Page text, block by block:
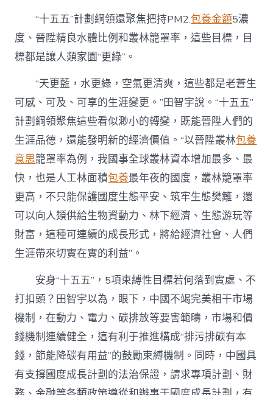
“十五五”計劃綱領還聚焦把持PM2.包養金額5濃
度、晉陞精良水體比例和叢林籠罩率，這些目標，目
標都是讓人類家園“更綠”。
“天更藍，水更綠，空氣更清爽，這些都是老蒼生
可感、可及、可享的生涯變更。”田智宇說。“十五五”
計劃綱領聚焦這些看似渺小的轉變，既能晉陞人們的
生涯品德，還能發明新的經濟價值。“以晉陞叢林包養
意思籠罩率為例，我國事全球叢林資本增加最多、最
快，也是人工林面積包養最年夜的國度，叢林籠罩率
更高，不只能保護國度生態平安、筑牢生態樊籬，還
可以向人類供給生物資動力、林下經濟、生態游玩等
財富，這種可連續的成長形式，將給經濟社會、人們
生涯帶來切實在實的利益”。
安身“十五五”，5項束縛性目標若何落到實處、不
打扣頭？田智宇以為，眼下，中國不竭完美相干市場
機制，在動力、電力、碳排放等要害範疇，市場和價
錢機制連續健全，這有利于推進構成“排污排碳有本
錢，節能降碳有用益”的鼓勵束縛機制。同時，中國具
有支撐國度成長計劃的法治保證，請求專項計劃、財